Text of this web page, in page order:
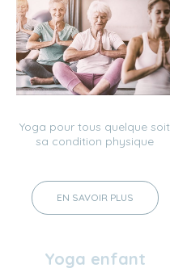
Yoga pour tous quelque soit
sa condition physique
EN SAVOIR PLUS
Yoga enfant